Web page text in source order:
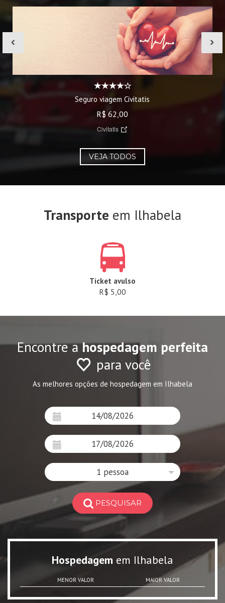
Seguro viagem Civitatis
R$ 62,00
Civitatis
‹ ›
VEJA TODOS
Transporte em Ilhabela
Ticket avulso
R$ 5,00
Encontre ahospedagem perfeita
para você
As melhores opções de hospedagem em Ilhabela
1 pessoa
PESQUISAR
Hospedagem em Ilhabela
MENOR VALOR MAIOR VALOR